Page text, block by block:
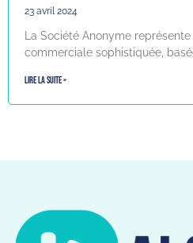
23 avril 2024
La Société Anonyme
commerciale sophistiquée,
Lire la suite »